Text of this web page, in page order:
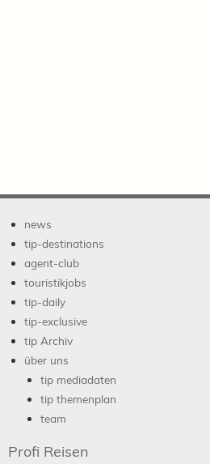
news
tip-destinations
agent-club
touristikjobs
tip-daily
tip-exclusive
tip Archiv
über uns
tip mediadaten
tip themenplan
team
Profi Reisen